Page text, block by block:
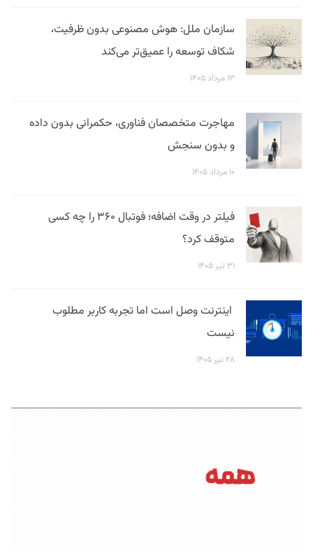
سازمان ملل: هوش مصنوعی بدون ظرفیت،
شکاف توسعه را عمیق‌تر می‌کند
۱۳ مرداد ۱۴۰۵
مهاجرت متخصصان فناوری، حکمرانی بدون داده
و بدون سنجش
۱۰ مرداد ۱۴۰۵
فیلتر در وقت اضافه؛ فوتبال ۳۶۰ را چه کسی
متوقف کرد؟
۳۱ تیر ۱۴۰۵
اینترنت وصل است اما تجربه کاربر مطلوب
نیست
۲۸ تیر ۱۴۰۵